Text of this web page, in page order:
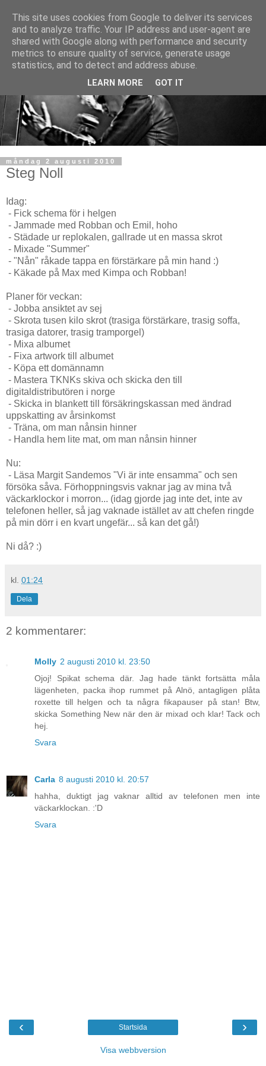
måndag 2 augusti 2010
Steg Noll
Idag:
- Fick schema för i helgen
- Jammade med Robban och Emil, hoho
- Städade ur replokalen, gallrade ut en massa skrot
- Mixade "Summer"
- "Nån" råkade tappa en förstärkare på min hand :)
- Käkade på Max med Kimpa och Robban!
Planer för veckan:
- Jobba ansiktet av sej
- Skrota tusen kilo skrot (trasiga förstärkare, trasig soffa,
trasiga datorer, trasig tramporgel)
- Mixa albumet
- Fixa artwork till albumet
- Köpa ett domännamn
- Mastera TKNKs skiva och skicka den till
digitaldistributören i norge
- Skicka in blankett till försäkringskassan med ändrad
uppskatting av årsinkomst
- Träna, om man nånsin hinner
- Handla hem lite mat, om man nånsin hinner
Nu:
- Läsa Margit Sandemos "Vi är inte ensamma" och sen
försöka såva. Förhoppningsvis vaknar jag av mina två
väckarklockor i morron... (idag gjorde jag inte det, inte av
telefonen heller, så jag vaknade istället av att chefen ringde
på min dörr i en kvart ungefär... så kan det gå!)
Ni då? :)
kl. 01:24
Dela
2 kommentarer:
Molly 2 augusti 2010 kl. 23:50
Ojoj! Spikat schema där. Jag hade tänkt fortsätta måla
lägenheten, packa ihop rummet på Alnö, antagligen plåta
roxette till helgen och ta några fikapauser på stan! Btw,
skicka Something New när den är mixad och klar! Tack och
hej.
Svara
Carla 8 augusti 2010 kl. 20:57
hahha, duktigt jag vaknar alltid av telefonen men inte
väckarklockan. :'D
Svara
‹ ›
Startsida
Visa webbversion
This site uses cookies from Google to deliver its services
and to analyze traffic. Your IP address and user-agent are
shared with Google along with performance and security
metrics to ensure quality of service, generate usage
statistics, and to detect and address abuse.
LEARN MORE GOT IT